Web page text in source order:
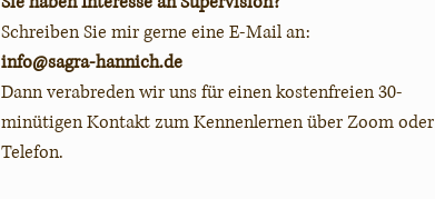
Schreiben Sie mir gerne eine E-Mail an:
info@sagra-hannich.de
Dann verabreden wir uns für einen kostenfreien 30-
minütigen Kontakt zum Kennenlernen über Zoom oder
Telefon.